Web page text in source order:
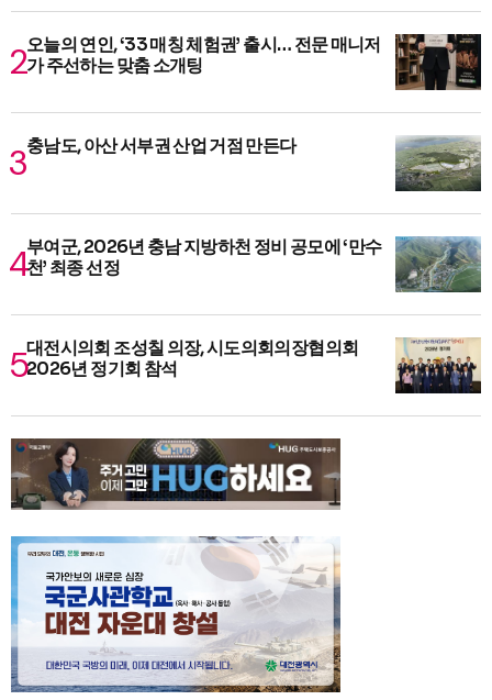
오늘의 연인, ‘33 매칭 체험권’ 출시… 전문 매니저
가 주선하는 맞춤 소개팅
충남도, 아산 서부권 산업 거점 만든다
부여군, 2026년 충남 지방하천 정비 공모에 ‘만수
천’ 최종 선정
대전시의회 조성칠 의장, 시도의회의장협의회
2026년 정기회 참석